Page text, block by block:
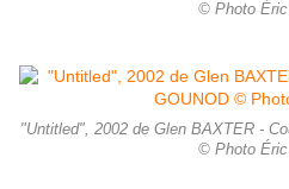
© Photo
"Untitled", 2002 de Glen BAXTER -
© Photo